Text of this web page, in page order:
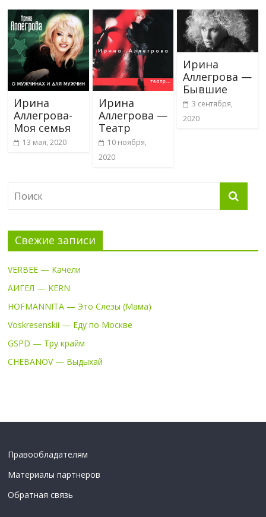
Ирина
Аллегрова-
Моя семья
13 мая, 2020
Ирина
Аллегрова —
Театр
10 ноября,
2020
Ирина
Аллегрова —
Бывшие
3 сентября,
2020
Свежие записи
VERBEE — Качели
АИГЕЛ — KERN
HOFMANNITA — Это Слёзы (Мама)
Voskresenskii — Еду по Москве
GSPD — Тру крайм
CHEBANOV — Выдыхай
Правообладателям
Материалы партнеров
Обратная связь